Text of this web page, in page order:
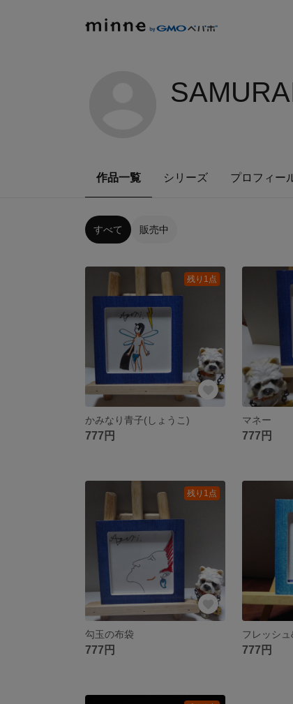
作品一覧 シリーズ プロフィー
すべて 販売中
残り1点
かみなり青子(しょうこ)
777円
マネー
777円
残り1点
勾玉の布袋
777円
フレッシ
777円